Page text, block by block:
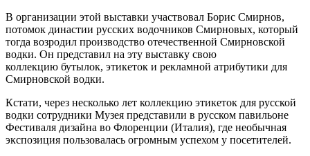
В организации этой выставки участвовал Борис Смирнов,
потомок династии русских водочников Смирновых, который
тогда возродил производство отечественной Смирновской
водки. Он представил на эту выставку свою
коллекцию бутылок, этикеток и рекламной атрибутики для
Смирновской водки.
Кстати, через несколько лет коллекцию этикеток для русской
водки сотрудники Музея представили в русском павильоне
Фестиваля дизайна во Флоренции (Италия), где необычная
экспозиция пользовалась огромным успехом у посетителей.